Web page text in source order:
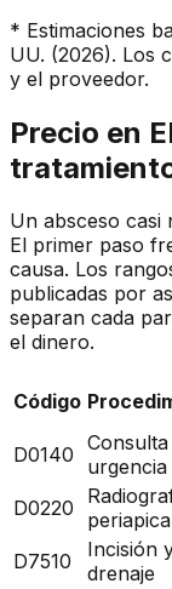
* Estimaciones
UU. (2026). Los
y el proveedor.
Precio en
Un absceso casi
El primer paso
causa. Los
publicadas por
separan cada
el dinero.
Código
D0140 Consulta
urgencia
D0220
D7510
Incisión
drenaje